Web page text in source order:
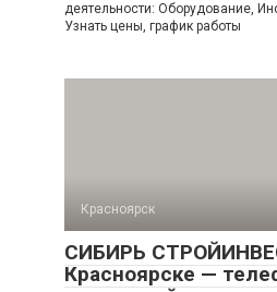
деятельности: Оборудование,
Узнать цены, график работы
Красноярск
СИБИРЬ
Красноярске —